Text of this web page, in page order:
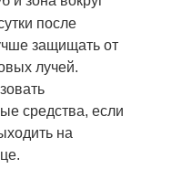
после
защищать от
лучей.
средства, если
на